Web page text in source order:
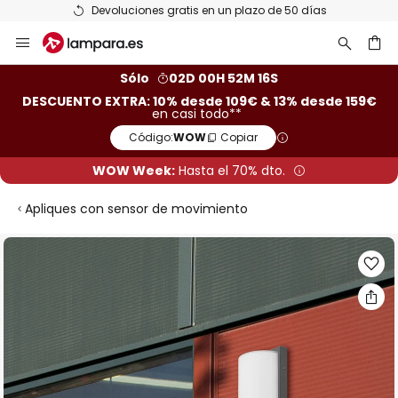
Devoluciones gratis en un plazo de 50 días
al
Sólo
02D 00H 52M 15S
DESCUENTO EXTRA: 10% desde 109€ & 13% desde 159€
en casi todo**
Código:WOW Copiar
WOW Week: Hasta el 70% dto.
Apliques con sensor de movimiento
Saltar
galería
de